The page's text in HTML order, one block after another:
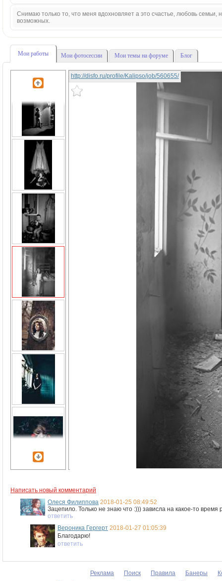
Снимаю только то, что меня вдохновляет а это счастье, любовь
возможных.
Мои работы Мои фотосессии Мои темы на форуме Блог
http://disfo.ru/profile/Kalipso/job/560655/
Написать новый комментарий
Олеся Филиппова 2018-01-25 08:49:52
Зацепило. Только не знаю что :))) зависла на какое-то время
ответить
Вероника Гергерт 2018-01-27 01:05:39
Благодарю!
ответить
Реклама Поиск Правила Банеры